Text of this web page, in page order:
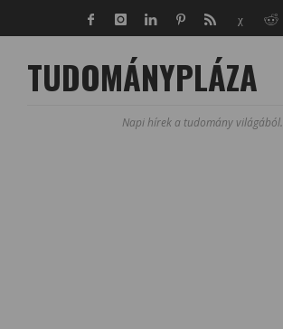
TUDOMÁNYPLÁZA
Napi hírek a tudomány világából.